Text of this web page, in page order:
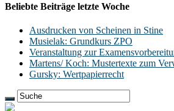
Beliebte Beiträge letzte Woche
Ausdrucken von Scheinen in Stine
Musielak: Grundkurs ZPO
Veranstaltung zur
Martens/ Koch: Mustertexte zum
Gursky: Wertpapierrecht